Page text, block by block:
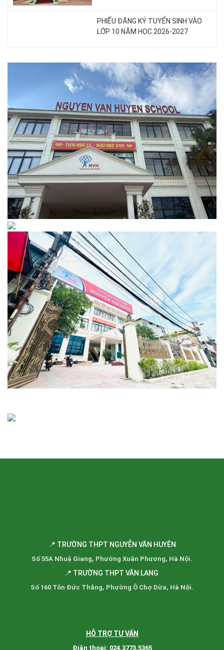
PHIẾU ĐĂNG KÝ TUYỂN SINH VÀO
LỚP 10 NĂM HỌC 2026-2027
📍 TRƯỜNG THPT NGUYỄN VĂN HUYÊN
Số 55A Nhuệ Giang, Phường Xuân Phương, Hà Nội.
📍 TRƯỜNG THPT VĂN LANG
Số 160 Tôn Đức Thắng, Phường Ô Chợ Dừa, Hà Nội.
HỖ TRỢ TƯ VẤN
Điện thoại: 024.3773.5365